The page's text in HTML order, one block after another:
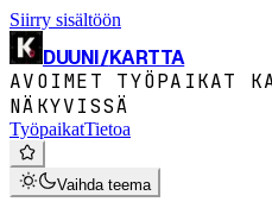
Siirry sisältöön
DUUNI/KARTTA
AVOIMET TYÖPAIKAT
NÄKYVISSÄ
TyöpaikatTietoa
Vaihda teema